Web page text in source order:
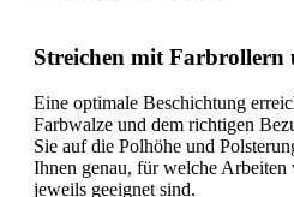
Streichen mit Farbrollern
Eine optimale Beschichtung
Farbwalze und dem richtigen
Sie auf die Polhöhe und
Ihnen genau, für welche Arbeiten
jeweils geeignet sind.